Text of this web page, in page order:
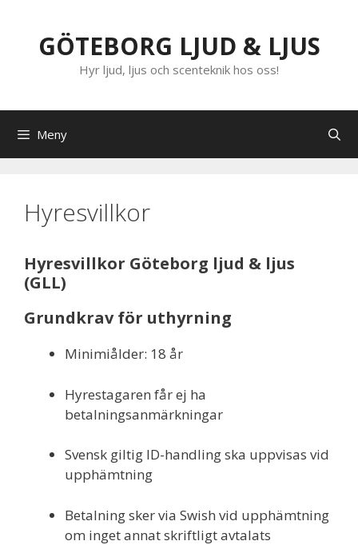
innehållGÖTEBORG LJUD & LJUS
Hyr ljud, ljus och scenteknik hos oss!
Meny
Hyresvillkor
Hyresvillkor Göteborg ljud & ljus
(GLL)
Grundkrav för uthyrning
Minimiålder: 18 år
Hyrestagaren får ej ha
betalningsanmärkningar
Svensk giltig ID-handling ska uppvisas vid
upphämtning
Betalning sker via Swish vid upphämtning
om inget annat skriftligt avtalats